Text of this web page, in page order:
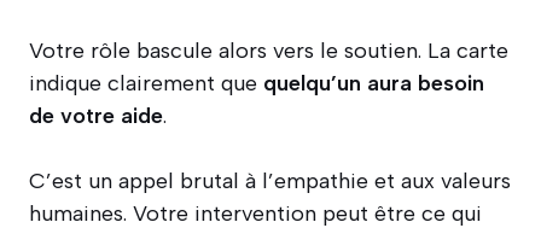
Votre rôle bascule alors vers le soutien. La carte
indique clairement que quelqu’un aura besoin
de votre aide.
C’est un appel brutal à l’empathie et aux valeurs
humaines. Votre intervention peut être ce qui